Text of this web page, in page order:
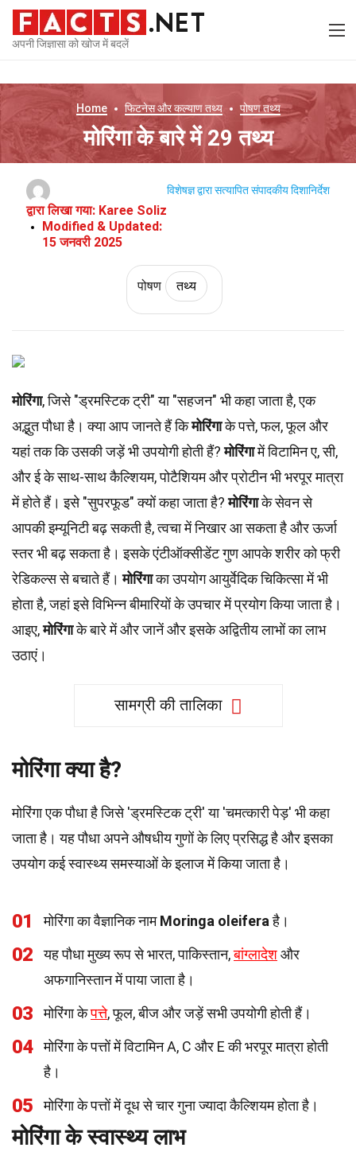
अपनी जिज्ञासा को खोज में बदलें
Home फिटनेस और कल्याणतथ्य पोषणतथ्य
मोरिंगा के बारे में 29 तथ्य
द्वारा लिखा गया: Karee Soliz
Modified & Updated:
15 जनवरी 2025
विशेषज्ञ द्वारा सत्यापितसंपादकीय दिशानिर्देश
पोषण तथ्य
मोरिंगा, जिसे "ड्रमस्टिक ट्री" या "सहजन" भी कहा जाता है, एक
अद्भुत पौधा है। क्या आप जानते हैं किमोरिंगाके पत्ते, फल, फूल और
यहां तक कि उसकी जड़ें भी उपयोगी होती हैं?मोरिंगामें विटामिन ए, सी,
और ई के साथ-साथ कैल्शियम, पोटैशियम और प्रोटीन भी भरपूर मात्रा
में होते हैं। इसे "सुपरफूड" क्यों कहा जाता है?मोरिंगाके सेवन से
आपकी इम्यूनिटी बढ़ सकती है, त्वचा में निखार आ सकता है और ऊर्जा
स्तर भी बढ़ सकता है। इसके एंटीऑक्सीडेंट गुण आपके शरीर को फ्री
रेडिकल्स से बचाते हैं।मोरिंगाका उपयोग आयुर्वेदिक चिकित्सा में भी
होता है, जहां इसे विभिन्न बीमारियों के उपचार में प्रयोग किया जाता है।
आइए,मोरिंगाके बारे में और जानें और इसके अद्वितीय लाभों का लाभ
उठाएं।
सामग्री की तालिका
मोरिंगा क्या है?
मोरिंगा एक पौधा है जिसे 'ड्रमस्टिक ट्री' या 'चमत्कारी पेड़' भी कहा
जाता है। यह पौधा अपने औषधीय गुणों के लिए प्रसिद्ध है और इसका
उपयोग कई स्वास्थ्य समस्याओं के इलाज में किया जाता है।
01 मोरिंगा का वैज्ञानिक नामMoringa oleiferaहै।
02 यह पौधा मुख्य रूप से भारत, पाकिस्तान,बांग्लादेशऔर
अफगानिस्तान में पाया जाता है।
03 मोरिंगा केपत्ते, फूल, बीज और जड़ें सभी उपयोगी होती हैं।
04
मोरिंगा के पत्तों में विटामिन A, C और E की भरपूर मात्रा होती
है।
05 मोरिंगा के पत्तों में दूध से चार गुना ज्यादा कैल्शियम होता है।
मोरिंगा के स्वास्थ्य लाभ